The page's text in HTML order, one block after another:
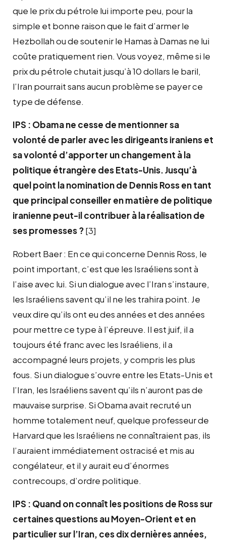
que le prix du pétrole lui importe peu, pour la
simple et bonne raison que le fait d’armer le
Hezbollah ou de soutenir le Hamas à Damas ne lui
coûte pratiquement rien. Vous voyez, même si le
prix du pétrole chutait jusqu’à 10 dollars le baril,
l’Iran pourrait sans aucun problème se payer ce
type de défense.
IPS : Obama ne cesse de mentionner sa
volonté de parler avec les dirigeants iraniens et
sa volonté d’apporter un changement à la
politique étrangère des Etats-Unis. Jusqu’à
quel point la nomination de Dennis Ross en tant
que principal conseiller en matière de politique
iranienne peut-il contribuer à la réalisation de
ses promesses ?[3]
Robert Baer : En ce qui concerne Dennis Ross, le
point important, c’est que les Israéliens sont à
l’aise avec lui. Si un dialogue avec l’Iran s’instaure,
les Israéliens savent qu’il ne les trahira point. Je
veux dire qu’ils ont eu des années et des années
pour mettre ce type à l’épreuve. Il est juif, il a
toujours été franc avec les Israéliens, il a
accompagné leurs projets, y compris les plus
fous. Si un dialogue s’ouvre entre les Etats-Unis et
l’Iran, les Israéliens savent qu’ils n’auront pas de
mauvaise surprise. Si Obama avait recruté un
homme totalement neuf, quelque professeur de
Harvard que les Israéliens ne connaîtraient pas, ils
l’auraient immédiatement ostracisé et mis au
congélateur, et il y aurait eu d’énormes
contrecoups, d’ordre politique.
IPS : Quand on connaît les positions de Ross sur
certaines questions au Moyen-Orient et en
particulier sur l’Iran, ces dix dernières années,